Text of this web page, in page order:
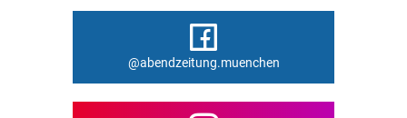
@abendzeitung.muenchen